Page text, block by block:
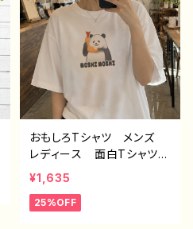
おもしろTシャツ メンズ
レディース 面白Tシャツ
かわいい おしゃれ イラ
スト パンダ 動物 ゆる
かわ ゆるい ユニーク
¥1,635
25%OFF